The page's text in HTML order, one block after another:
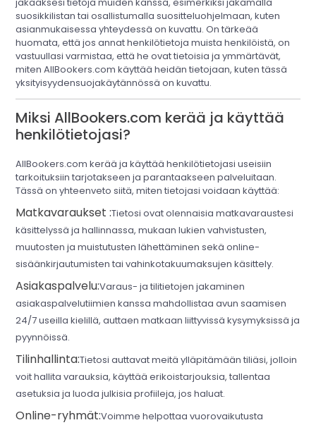
suosikkilistan tai osallistumalla suositteluohjelmaan, kuten
asianmukaisessa yhteydessä on kuvattu. On tärkeää
huomata, että jos annat henkilötietoja muista henkilöistä, on
vastuullasi varmistaa, että he ovat tietoisia ja ymmärtävät,
miten AllBookers.com käyttää heidän tietojaan, kuten tässä
yksityisyydensuojakäytännössä on kuvattu.
Miksi AllBookers.com kerää ja käyttää
henkilötietojasi?
AllBookers.com kerää ja käyttää henkilötietojasi useisiin
tarkoituksiin tarjotakseen ja parantaakseen palveluitaan.
Tässä on yhteenveto siitä, miten tietojasi voidaan käyttää:
Matkavaraukset :Tietosi ovat olennaisia matkavaraustesi
käsittelyssä ja hallinnassa, mukaan lukien vahvistusten,
muutosten ja muistutusten lähettäminen sekä online-
sisäänkirjautumisten tai vahinkotakuumaksujen käsittely.
Asiakaspalvelu:Varaus- ja tilitietojen jakaminen
asiakaspalvelutiimien kanssa mahdollistaa avun saamisen
24/7 useilla kielillä, auttaen matkaan liittyvissä kysymyksissä ja
pyynnöissä.
Tilinhallinta:Tietosi auttavat meitä ylläpitämään tiliäsi, jolloin
voit hallita varauksia, käyttää erikoistarjouksia, tallentaa
asetuksia ja luoda julkisia profiileja, jos haluat.
Online-ryhmät:Voimme helpottaa vuorovaikutusta